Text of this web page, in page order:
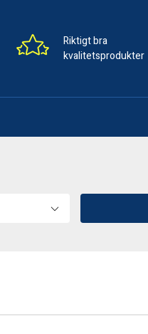
Riktigt bra
kvalitetsprodukter